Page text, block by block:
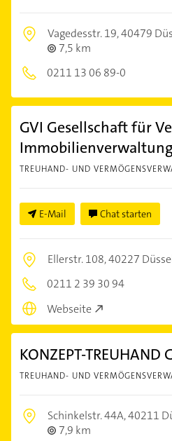
Vagedesstr. 19,40479
7,5 km
0211 13 06 89-0
GVI Gesellschaft für
TREUHAND- UND
E-Mail Chat starten
Ellerstr. 108,40227
0211 2 39 30 94
Webseite
KONZEPT-TREUHAND
TREUHAND- UND
Schinkelstr. 44A,40211
7,9 km